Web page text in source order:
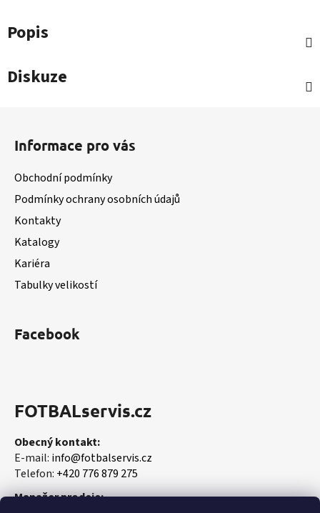
Popis
Diskuze
Informace pro vás
Obchodní podmínky
Podmínky ochrany osobních údajů
Kontakty
Katalogy
Kariéra
Tabulky velikostí
Facebook
FOTBALservis.cz
Obecný kontakt:
E-mail: info@fotbalservis.cz
Telefon: +420 776 879 275
Manažer prodeje: